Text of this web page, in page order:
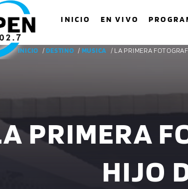
INICIO EN VIVO
INICIO /DESTINO / MUSICA / LA PRIMERA
PRIMERA
HIJO